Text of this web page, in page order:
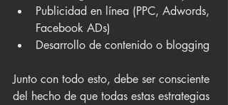
Publicidad en línea (PPC, Adwords,
Facebook ADs)
Desarrollo de contenido o blogging
Junto con todo esto, debe ser consciente
del hecho de que todas estas estrategias